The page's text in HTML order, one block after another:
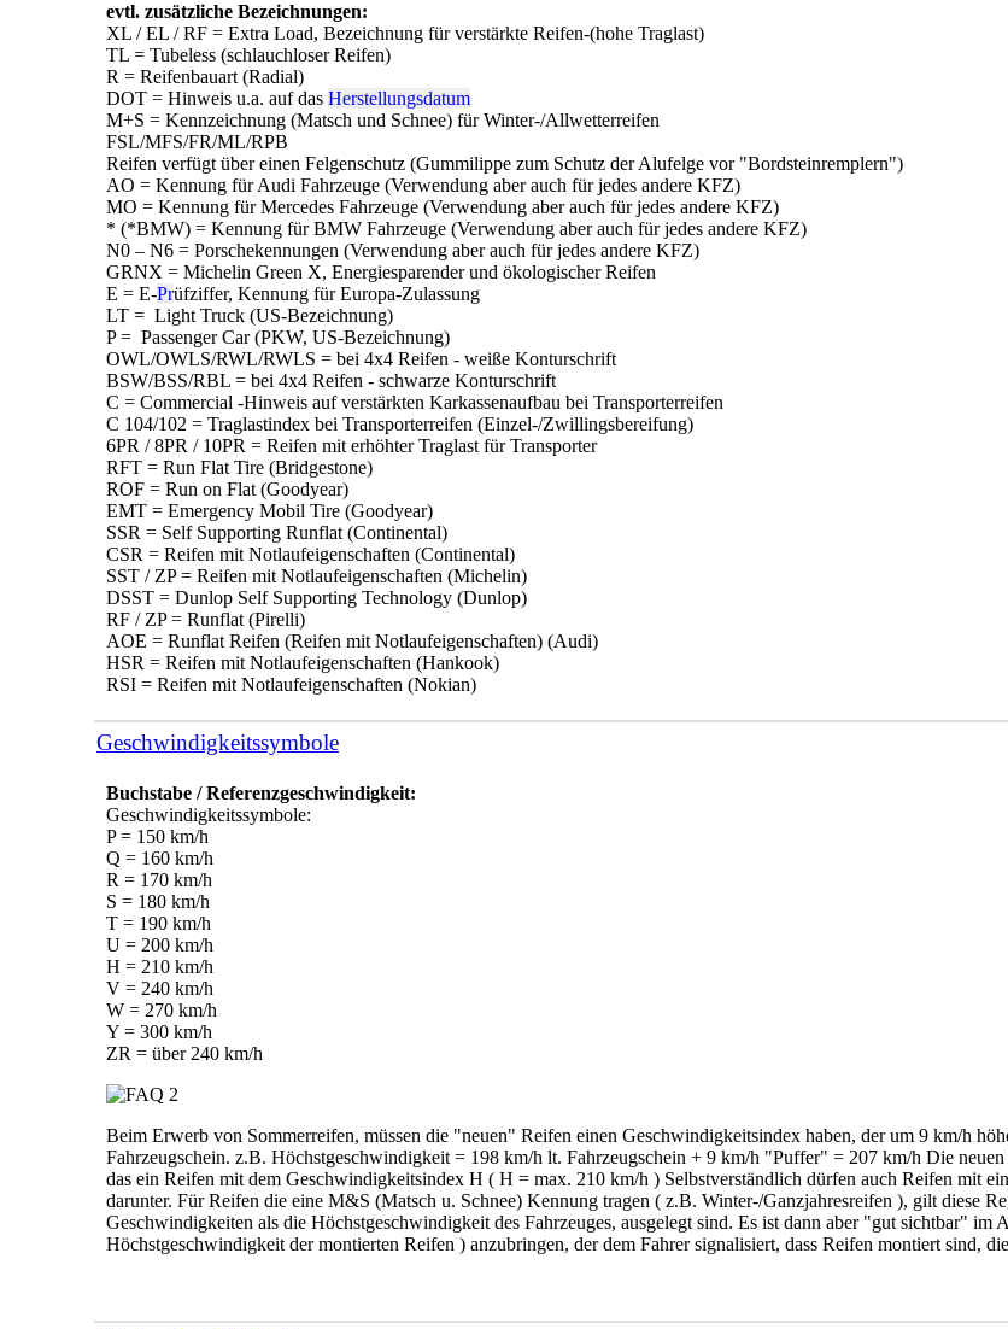
evtl. zusätzliche Bezeichnungen:
XL / EL / RF = Extra Load, Bezeichnung für verstärkte Reifen-(hohe Traglast)
TL = Tubeless (schlauchloser Reifen)
R = Reifenbauart (Radial)
DOT = Hinweis u.a. auf das Herstellungsdatum
M+S = Kennzeichnung (Matsch und Schnee) für Winter-/Allwetterreifen
FSL/MFS/FR/ML/RPB
Reifen verfügt über einen Felgenschutz (Gummilippe zum Schutz der Alufelge vor "Bordsteinremplern")
AO = Kennung für Audi Fahrzeuge (Verwendung aber auch für jedes andere KFZ)
MO = Kennung für Mercedes Fahrzeuge (Verwendung aber auch für jedes andere KFZ)
* (*BMW) = Kennung für BMW Fahrzeuge (Verwendung aber auch für jedes andere KFZ)
N0 – N6 = Porschekennungen (Verwendung aber auch für jedes andere KFZ)
GRNX = Michelin Green X, Energiesparender und ökologischer Reifen
E = E-Prüfziffer, Kennung für Europa-Zulassung
LT = Light Truck (US-Bezeichnung)
P = Passenger Car (PKW, US-Bezeichnung)
OWL/OWLS/RWL/RWLS = bei 4x4 Reifen - weiße Konturschrift
BSW/BSS/RBL = bei 4x4 Reifen - schwarze Konturschrift
C = Commercial -Hinweis auf verstärkten Karkassenaufbau bei Transporterreifen
C 104/102 = Traglastindex bei Transporterreifen (Einzel-/Zwillingsbereifung)
6PR / 8PR / 10PR = Reifen mit erhöhter Traglast für Transporter
RFT = Run Flat Tire (Bridgestone)
ROF = Run on Flat (Goodyear)
EMT = Emergency Mobil Tire (Goodyear)
SSR = Self Supporting Runflat (Continental)
CSR = Reifen mit Notlaufeigenschaften (Continental)
SST / ZP = Reifen mit Notlaufeigenschaften (Michelin)
DSST = Dunlop Self Supporting Technology (Dunlop)
RF / ZP = Runflat (Pirelli)
AOE = Runflat Reifen (Reifen mit Notlaufeigenschaften) (Audi)
HSR = Reifen mit Notlaufeigenschaften (Hankook)
RSI = Reifen mit Notlaufeigenschaften (Nokian)
Geschwindigkeitssymbole
Buchstabe / Referenzgeschwindigkeit:
Geschwindigkeitssymbole:
P = 150 km/h
Q = 160 km/h
R = 170 km/h
S = 180 km/h
T = 190 km/h
U = 200 km/h
H = 210 km/h
V = 240 km/h
W = 270 km/h
Y = 300 km/h
ZR = über 240 km/h
Beim Erwerb von Sommerreifen, müssen die "neuen" Reifen einen Geschwindigkeitsindex haben, der um 9 km/h
Fahrzeugschein. z.B. Höchstgeschwindigkeit = 198 km/h lt. Fahrzeugschein + 9 km/h "Puffer" = 207 km/h Die
das ein Reifen mit dem Geschwindigkeitsindex H ( H = max. 210 km/h ) Selbstverständlich dürfen auch Reifen mit
darunter. Für Reifen die eine M&S (Matsch u. Schnee) Kennung tragen ( z.B. Winter-/Ganzjahresreifen ), gilt diese
Geschwindigkeiten als die Höchstgeschwindigkeit des Fahrzeuges, ausgelegt sind. Es ist dann aber "gut sichtbar"
Höchstgeschwindigkeit der montierten Reifen ) anzubringen, der dem Fahrer signalisiert, dass Reifen montiert sind,